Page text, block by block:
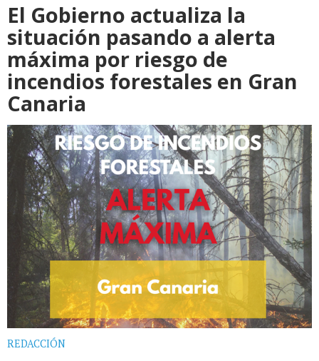
El Gobierno actualiza la
situación pasando a alerta
máxima por riesgo de
incendios forestales en Gran
Canaria
REDACCIÓN